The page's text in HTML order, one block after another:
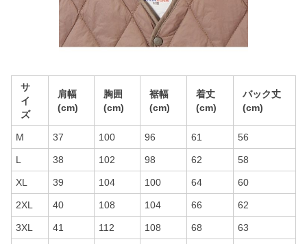
サ
イ
ズ
肩幅
(cm)
胸囲
(cm)
裾幅
(cm)
着丈
(cm)
バック丈
(cm)
M 37 100 96 61 56
L 38 102 98 62 58
XL 39 104 100 64 60
2XL 40 108 104 66 62
3XL 41 112 108 68 63